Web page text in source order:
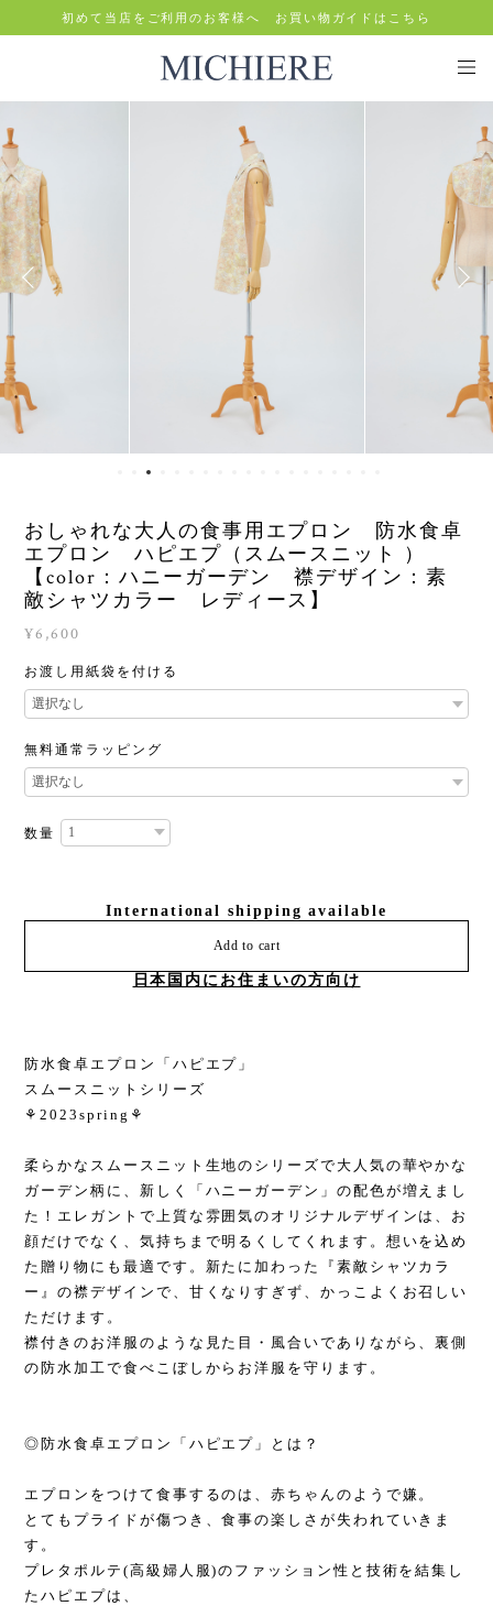
初めて当店をご利用のお客様へ お買い物ガイドはこちら
おしゃれな大人の食事用エプロン 防水食卓
エプロン ハピエプ（スムースニット ）
【color：ハニーガーデン 襟デザイン：素
敵シャツカラー レディース】
¥6,600
お渡し用紙袋を付ける
無料通常ラッピング
数量
International shipping available
Add to cart
日本国内にお住まいの方向け
防水食卓エプロン「ハピエプ」
スムースニットシリーズ
⚘2023spring⚘
柔らかなスムースニット生地のシリーズで大人気の華やかな
ガーデン柄に、新しく「ハニーガーデン」の配色が増えまし
た！エレガントで上質な雰囲気のオリジナルデザインは、お
顔だけでなく、気持ちまで明るくしてくれます。想いを込め
た贈り物にも最適です。新たに加わった『素敵シャツカラ
ー』の襟デザインで、甘くなりすぎず、かっこよくお召しい
ただけます。
襟付きのお洋服のような見た目・風合いでありながら、裏側
の防水加工で食べこぼしからお洋服を守ります。
◎防水食卓エプロン「ハピエプ」とは？
エプロンをつけて食事するのは、赤ちゃんのようで嫌。
とてもプライドが傷つき、食事の楽しさが失われていきま
す。
プレタポルテ(高級婦人服)のファッション性と技術を結集し
たハピエプは、